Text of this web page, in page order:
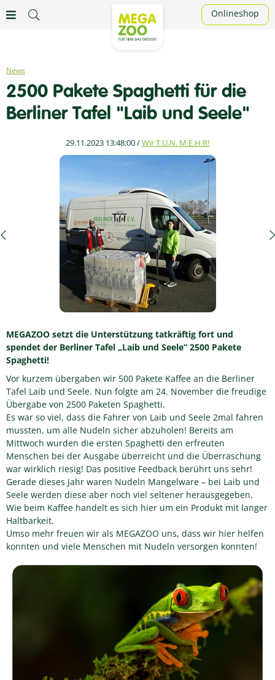
Onlineshop
News
2500 Pakete Spaghetti für die
Berliner Tafel "Laib und Seele"
29.11.2023 13:48:00/Wir T.U.N. M.E.H.R!
MEGAZOO setzt die Unterstützung tatkräftig fort und
spendet der Berliner Tafel „Laib und Seele“ 2500 Pakete
Spaghetti!
Vor kurzem übergaben wir 500 Pakete Kaffee an die Berliner
Tafel Laib und Seele. Nun folgte am 24. November die freudige
Übergabe von 2500 Paketen Spaghetti.
Es war so viel, dass die Fahrer von Laib und Seele 2mal fahren
mussten, um alle Nudeln sicher abzuholen! Bereits am
Mittwoch wurden die ersten Spaghetti den erfreuten
Menschen bei der Ausgabe überreicht und die Überraschung
war wirklich riesig! Das positive Feedback berührt uns sehr!
Gerade dieses Jahr waren Nudeln Mangelware – bei Laib und
Seele werden diese aber noch viel seltener herausgegeben.
Wie beim Kaffee handelt es sich hier um ein Produkt mit langer
Haltbarkeit.
Umso mehr freuen wir als MEGAZOO uns, dass wir hier helfen
konnten und viele Menschen mit Nudeln versorgen konnten!